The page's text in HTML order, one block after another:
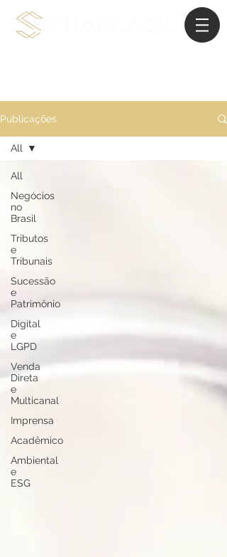
Publicações
All
Negócios
no
Brasil
Tributos
e
Tribunais
Sucessão
e
Patrimônio
Digital
e
LGPD
Venda
Direta
e
Multicanal
Imprensa
Acadêmico
Ambiental
e
ESG
All